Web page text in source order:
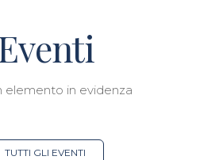
elemento in evidenza
TUTTI GLI EVENTI